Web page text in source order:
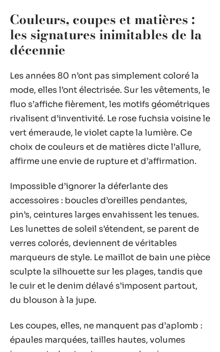
Couleurs, coupes et matières :
les signatures inimitables de la
décennie
Les années 80 n’ont pas simplement coloré la
mode, elles l’ont électrisée. Sur les vêtements, le
fluo s’affiche fièrement, les motifs géométriques
rivalisent d’inventivité. Le rose fuchsia voisine le
vert émeraude, le violet capte la lumière. Ce
choix de couleurs et de matières dicte l’allure,
affirme une envie de rupture et d’affirmation.
Impossible d’ignorer la déferlante des
accessoires : boucles d’oreilles pendantes,
pin’s, ceintures larges envahissent les tenues.
Les lunettes de soleil s’étendent, se parent de
verres colorés, deviennent de véritables
marqueurs de style. Le maillot de bain une pièce
sculpte la silhouette sur les plages, tandis que
le cuir et le denim délavé s’imposent partout,
du blouson à la jupe.
Les coupes, elles, ne manquent pas d’aplomb :
épaules marquées, tailles hautes, volumes